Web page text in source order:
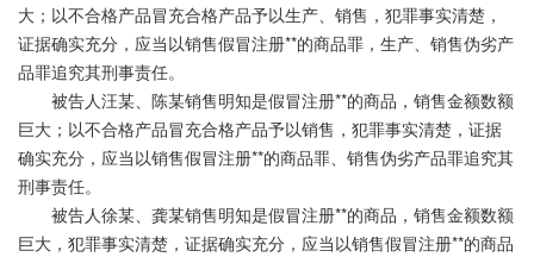
大；以不合格产品冒充合格产品予以生产、销售，犯罪事实清楚，
证据确实充分，应当以销售假冒注册**的商品罪，生产、销售伪劣产
品罪追究其刑事责任。
被告人汪某、陈某销售明知是假冒注册**的商品，销售金额数额
巨大；以不合格产品冒充合格产品予以销售，犯罪事实清楚，证据
确实充分，应当以销售假冒注册**的商品罪、销售伪劣产品罪追究其
刑事责任。
被告人徐某、龚某销售明知是假冒注册**的商品，销售金额数额
巨大，犯罪事实清楚，证据确实充分，应当以销售假冒注册**的商品